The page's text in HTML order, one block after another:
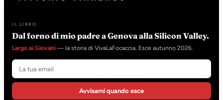
IL LIBRO
Dal forno di mio padre a Genova alla Silicon Valley.
Largo ai Giovani — la storia di VivaLaFocaccia. Esce autunno 2026.
Avvisami quando esce